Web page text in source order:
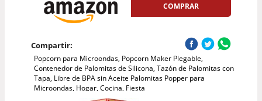
COMPRAR
Compartir:
Popcorn para Microondas, Popcorn Maker Plegable,
Contenedor de Palomitas de Silicona, Tazón de Palomitas con
Tapa, Libre de BPA sin Aceite Palomitas Popper para
Microondas, Hogar, Cocina, Fiesta